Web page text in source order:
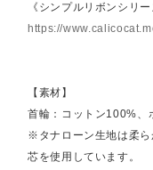
《シンプルリボンシリー
https://
【素材】
首輪：コットン100%、
※タナローン生地は柔ら
芯を使用しています。